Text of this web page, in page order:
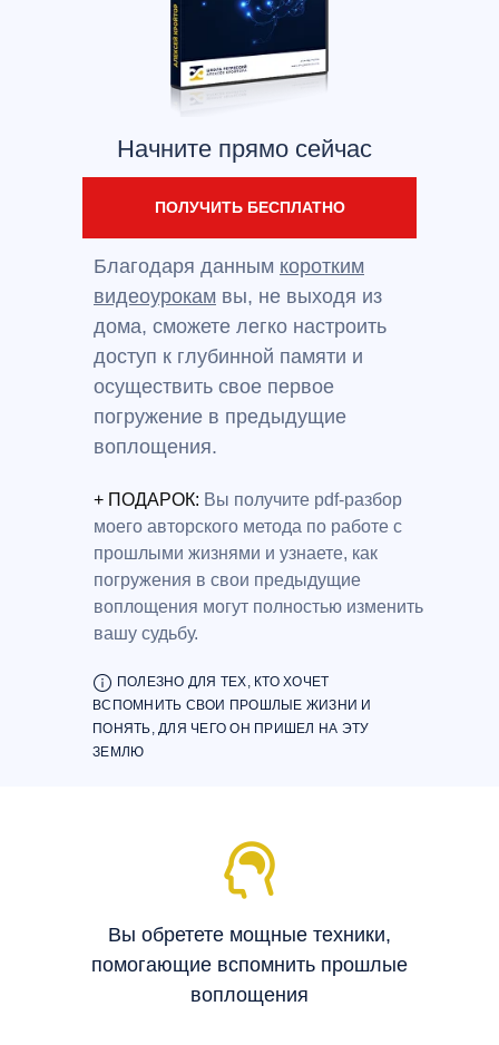
Благодаря данным коротким
видеоурокам вы, не выходя из
дома, сможете легко настроить
доступ к глубинной памяти и
осуществить свое первое
погружение в предыдущие
воплощения.
ПОЛУЧИТЬ БЕСПЛАТНО
+ ПОДАРОК: Вы получите pdf-разбор
моего авторского метода по работе с
прошлыми жизнями и узнаете, как
погружения в свои предыдущие
воплощения могут полностью изменить
вашу судьбу.
Начните прямо сейчас
ооо ПОЛЕЗНО ДЛЯ ТЕХ, КТО ХОЧЕТ
ВСПОМНИТЬ СВОИ ПРОШЛЫЕ ЖИЗНИ И
ПОНЯТЬ, ДЛЯ ЧЕГО ОН ПРИШЕЛ НА ЭТУ
ЗЕМЛЮ
Вы обретете мощные техники,
помогающие вспомнить прошлые
воплощения